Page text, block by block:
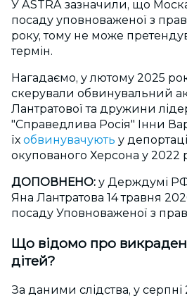
У ASTRA зазначили, що
посаду уповноваженої з
року, тому не може
термін.
Нагадаємо, у лютому 2025
скерували обвинувальний
Лантратової та дружини
"Справедлива Росія" Інни
їх обвинувачують у
окупованого Херсона у 2022
ДОПОВНЕНО: у Держдумі
Яна Лантратова 14 травня
посаду Уповноваженої з
Що відомо про
дітей?
За даними слідства, у серпні